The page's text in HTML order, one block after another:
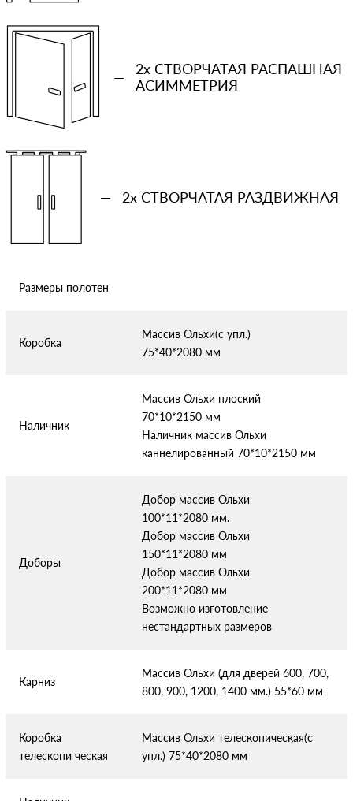
—
2x СТВОРЧАТАЯ РАСПАШНАЯ
АСИММЕТРИЯ
— 2x СТВОРЧАТАЯ РАЗДВИЖНАЯ
Размеры полотен
Коробка
Массив Ольхи(с упл.)
75*40*2080 мм
Наличник
Массив Ольхи плоский
70*10*2150 мм
Наличник массив Ольхи
каннелированный 70*10*2150 мм
Доборы
Добор массив Ольхи
100*11*2080 мм.
Добор массив Ольхи
150*11*2080 мм
Добор массив Ольхи
200*11*2080 мм
Возможно изготовление
нестандартных размеров
Карниз
Массив Ольхи (для дверей 600, 700,
800, 900, 1200, 1400 мм.) 55*60 мм
Коробка
телескопи ческая
Массив Ольхи телескопическая(с
упл.) 75*40*2080 мм
Количество проемов
− +
Ваша примерная смета на двери